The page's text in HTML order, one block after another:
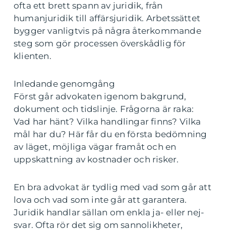
ofta ett brett spann av juridik, från
humanjuridik till affärsjuridik. Arbetssättet
bygger vanligtvis på några återkommande
steg som gör processen överskådlig för
klienten.
Inledande genomgång
Först går advokaten igenom bakgrund,
dokument och tidslinje. Frågorna är raka:
Vad har hänt? Vilka handlingar finns? Vilka
mål har du? Här får du en första bedömning
av läget, möjliga vägar framåt och en
uppskattning av kostnader och risker.
En bra advokat är tydlig med vad som går att
lova och vad som inte går att garantera.
Juridik handlar sällan om enkla ja- eller nej-
svar. Ofta rör det sig om sannolikheter,